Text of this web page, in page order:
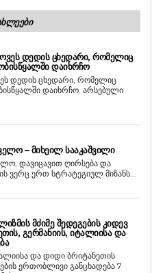
ᲓᲔᲓᲘᲡ ᲪᲮᲔᲓᲐᲠᲘ, ᲠᲝᲛᲔᲚᲘᲪ
ᲓᲐᲘᲮᲠᲩᲝ
დედის ცხედარი, რომელიც
დაიხრჩო. არსებული
– ᲛᲘᲮᲔᲘᲚ ᲡᲐᲐᲙᲐᲨᲕᲘᲚᲘ
დავიცავით ღირსება და
ვერც ერთ სტრატეგიულ მიზანს...
ᲛᲫᲘᲛᲔ ᲨᲔᲓᲔᲒᲔᲑᲘᲡ ᲙᲘᲓᲔᲕ
ᲒᲔᲠᲛᲐᲜᲘᲘᲡ, ᲘᲢᲐᲚᲘᲘᲡᲐ ᲓᲐ
და დიდი ბრიტანეთის
ერთობლივი განცხადება 7